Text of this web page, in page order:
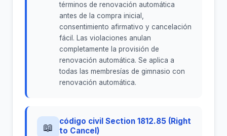
términos de renovación automática
antes de la compra inicial,
consentimiento afirmativo y cancelación
fácil. Las violaciones anulan
completamente la provisión de
renovación automática. Se aplica a
todas las membresías de gimnasio con
renovación automática.
📖
código civil Section 1812.85 (Right
to Cancel)